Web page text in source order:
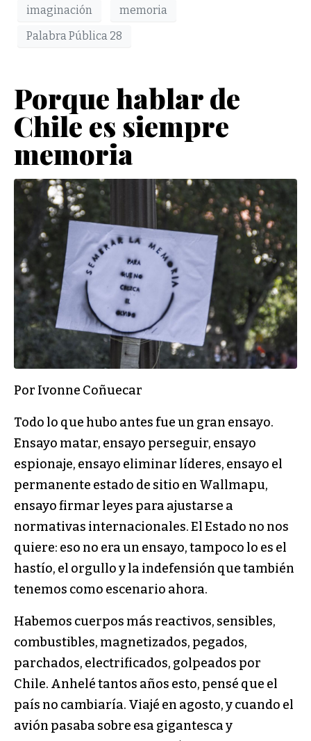
imaginación
memoria
Palabra Pública 28
Porque hablar de
Chile es siempre
memoria
Por Ivonne Coñuecar
Todo lo que hubo antes fue un gran ensayo.
Ensayo matar, ensayo perseguir, ensayo
espionaje, ensayo eliminar líderes, ensayo el
permanente estado de sitio en Wallmapu,
ensayo firmar leyes para ajustarse a
normativas internacionales. El Estado no nos
quiere: eso no era un ensayo, tampoco lo es el
hastío, el orgullo y la indefensión que también
tenemos como escenario ahora.
Habemos cuerpos más reactivos, sensibles,
combustibles, magnetizados, pegados,
parchados, electrificados, golpeados por
Chile. Anhelé tantos años esto, pensé que el
país no cambiaría. Viajé en agosto, y cuando el
avión pasaba sobre esa gigantesca y